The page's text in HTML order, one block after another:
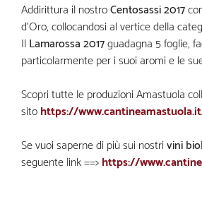
Addirittura il nostroCentosassi 2017
d’Oro, collocandosi al vertice della
IlLamarossa 2017guadagna 5 foglie,
particolarmente per i suoi aromi e le
Scopri tutte le produzioni Amastuola
sitohttps://
Se vuoi saperne di più sui nostrivini
seguente link ==>https://